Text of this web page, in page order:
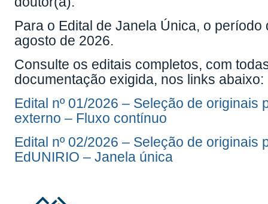
Para o Edital de Janela Única, o
agosto de 2026.
Consulte os editais completos, com
documentação exigida, nos links abaixo:
Edital nº 01/2026 – Seleção de
externo – Fluxo contínuo
Edital nº 02/2026 – Seleção de
EdUNIRIO – Janela única